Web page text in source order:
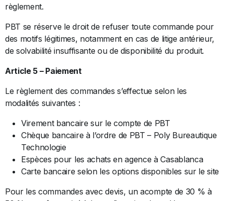
règlement.
PBT se réserve le droit de refuser toute commande pour
des motifs légitimes, notamment en cas de litige antérieur,
de solvabilité insuffisante ou de disponibilité du produit.
Article 5 – Paiement
Le règlement des commandes s’effectue selon les
modalités suivantes :
Virement bancaire sur le compte de PBT
Chèque bancaire à l’ordre de PBT – Poly Bureautique
Technologie
Espèces pour les achats en agence à Casablanca
Carte bancaire selon les options disponibles sur le site
Pour les commandes avec devis, un acompte de 30 % à